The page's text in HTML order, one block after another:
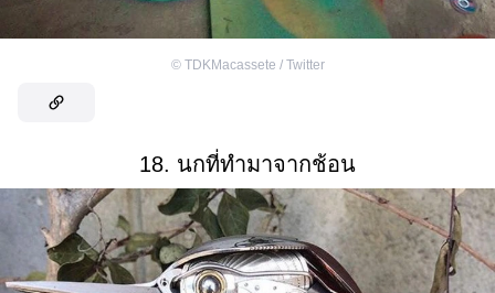
© TDKMacassete / Twitter
18. นกที่ทำมาจากช้อน